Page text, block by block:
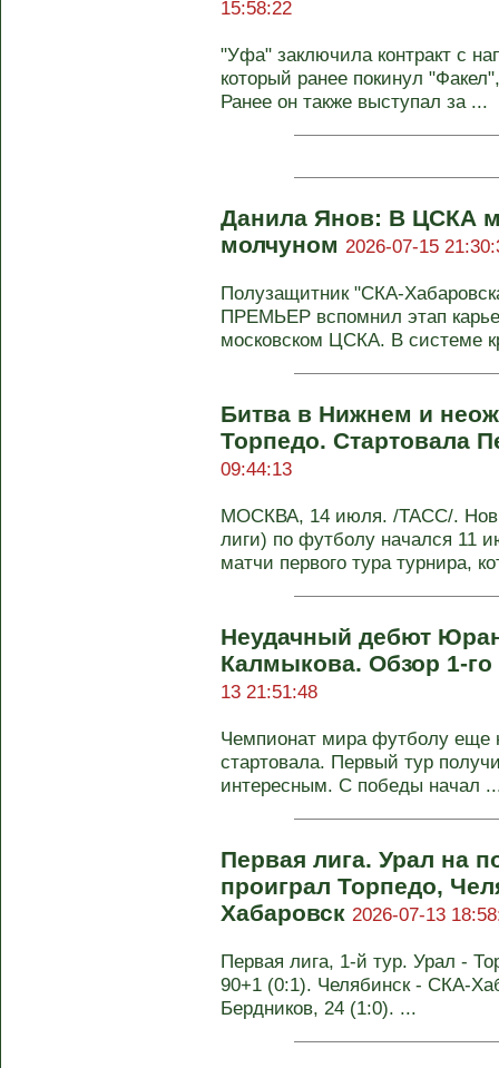
15:58:22
"Уфа" заключила контракт с
который ранее покинул
Ранее он также выступал за ...
Данила Янов: В ЦСКА
молчуном 2026-07-15
Полузащитник
ПРЕМЬЕР вспомнил этап
московском ЦСКА. В системе
Битва в Нижнем и
Торпедо. Стартовала
09:44:13
МОСКВА, 14 июля. /ТАСС/.
лиги) по футболу начался 11
матчи первого тура турнира,
Неудачный дебют
Калмыкова. Обзор 1-
13 21:51:48
Чемпионат мира футболу еще
стартовала. Первый тур
интересным. С победы начал
Первая лига. Урал на
проиграл Торпедо,
Хабаровск 2026-07-13
Первая лига, 1-й тур. Урал -
90+1 (0:1). Челябинск - СКА-
Бердников, 24 (1:0). ...